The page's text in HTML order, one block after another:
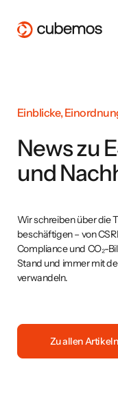
Einblicke,
News zu
und
Wir schreiben über die
beschäftigen – von
Compliance und CO₂-
Stand und immer mit
verwandeln.
Zu allen Artikeln